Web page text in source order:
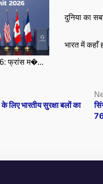
फ्रांस म�...
दुनिया का
भारत में कहाँ
भारतीय सुरक्षा बलों का